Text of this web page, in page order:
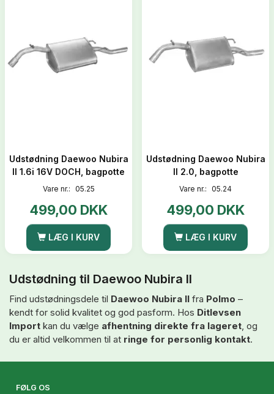
Udstødning Daewoo Nubira
II 1.6i 16V DOCH, bagpotte
Vare nr.: 05.25
499,00 DKK
LÆG I KURV
Udstødning Daewoo Nubira
II 2.0, bagpotte
Vare nr.: 05.24
499,00 DKK
LÆG I KURV
Udstødning til Daewoo Nubira II
Find udstødningsdele til Daewoo Nubira II fra Polmo –
kendt for solid kvalitet og god pasform. Hos Ditlevsen
Import kan du vælge afhentning direkte fra lageret , og
du er altid velkommen til at ringe for personlig kontakt.
FØLG OS